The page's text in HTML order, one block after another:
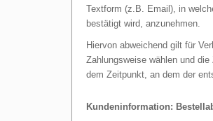
Textform (z.B. Email), in
bestätigt wird, anzunehmen.
Hiervon abweichend gilt für
Zahlungsweise wählen und
dem Zeitpunkt, an dem der
Kundeninformation: